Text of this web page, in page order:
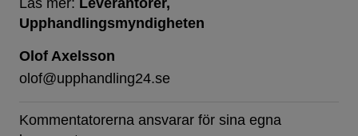
Läs mer: Leverantörer
Upphandlingsmyndigheten
Olof Axelsson
olof@upphandling24.se
Kommentatorerna ansvarar för sina egna